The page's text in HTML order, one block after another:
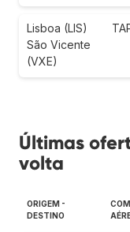
Lisboa (LIS)
São Vicente
(VXE)
Últimas
volta
ORIGEM -
DESTINO